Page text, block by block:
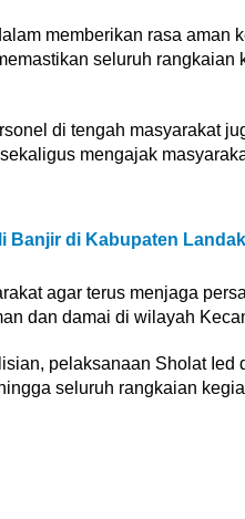
memberikan rasa aman
seluruh rangkaian
di tengah masyarakat
mengajak
Banjir di Kabupaten Landak
agar terus menjaga
dan damai di wilayah
pelaksanaan Sholat Ied
seluruh rangkaian